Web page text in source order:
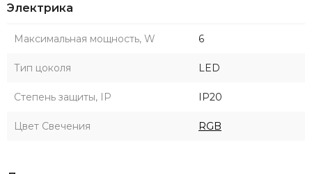
Электрика
Максимальная мощность, W 6
Тип цоколя LED
Степень защиты, IP IP20
Цвет Свечения RGB